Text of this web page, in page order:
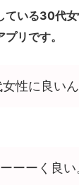
ている30代
リです。
性に良いん
ーーく良い